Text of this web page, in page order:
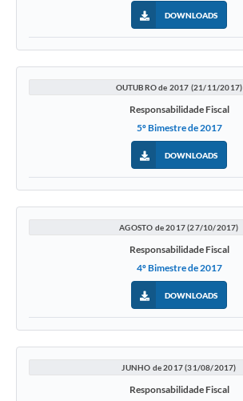
DOWNLOADS
OUTUBRO de 2017 (21/11/2017)
Responsabilidade Fiscal
5º Bimestre de 2017
DOWNLOADS
AGOSTO de 2017 (27/10/2017)
Responsabilidade Fiscal
4º Bimestre de 2017
DOWNLOADS
JUNHO de 2017 (31/08/2017)
Responsabilidade Fiscal